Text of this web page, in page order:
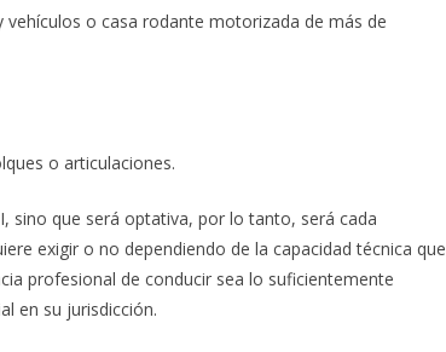
o casa rodante motorizada de más de
o articulaciones.
sino que será optativa, por lo tanto, será cada
exigir o no dependiendo de la capacidad técnica que
profesional de conducir sea lo suficientemente
en su jurisdicción.